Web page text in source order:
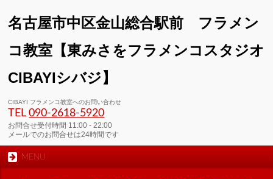
名古屋市中区金山総合駅前 フラメン
コ教室【東みさをフラメンコスタジオ
CIBAYIシバジ】
CIBAYI フラメンコ教室へのお問い合わせ
TEL090-2618‐5920
お問合せ受付時間 11:00 - 22:00
メールでのお問合せは24時間です
MENU
01:00
02:00